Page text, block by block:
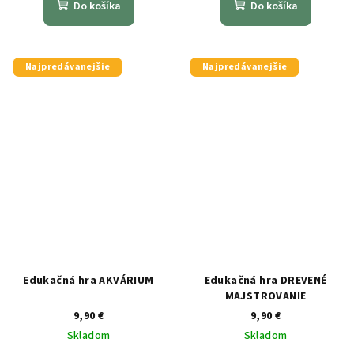
Do košíka Do košíka
Najpredávanejšie
Edukačná hra AKVÁRIUM
9,90 €
Skladom
Najpredávanejšie
Edukačná hra DREVENÉ
MAJSTROVANIE
9,90 €
Skladom